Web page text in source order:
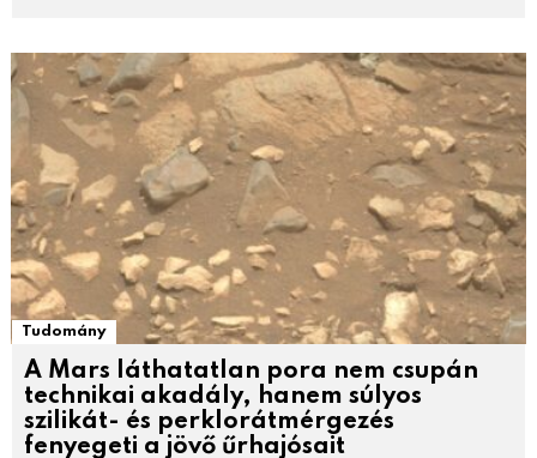
Tudomány
A Mars láthatatlan pora nem csupán
technikai akadály, hanem súlyos
szilikát- és perklorátmérgezés
fenyegeti a jövő űrhajósait